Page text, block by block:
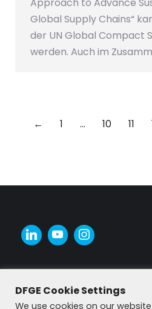
Global Supply Chains“
der UN Global Compact
werden. Auch im
← 1 … 10 11
DFGE Cookie Settings
We use cookies on our